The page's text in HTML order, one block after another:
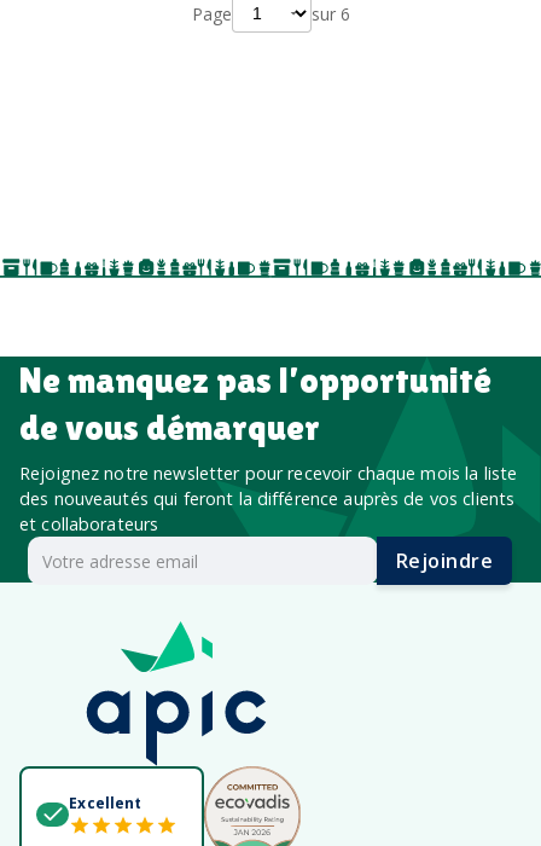
Page sur 6
Ne manquez pas l’opportunité
de vous démarquer
Rejoignez notre newsletter pour recevoir chaque mois la liste
des nouveautés qui feront la différence auprès de vos clients
et collaborateurs
Rejoindre
Excellent